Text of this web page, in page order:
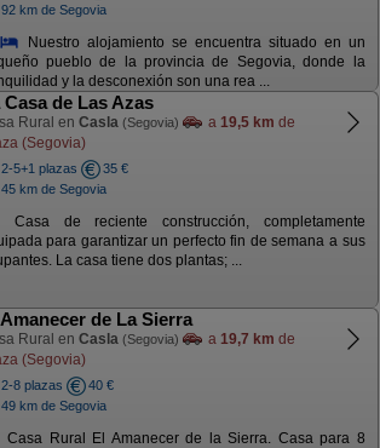
92 km de Segovia
Nuestro alojamiento se encuentra situado en un
pueblo de la provincia de Segovia, donde la
y la desconexión son una rea ...
Casa de Las Azas
Rural en Casla (Segovia) a 19,5 km de
(Segovia)
2-5+1 plazas
35 €
45 km de Segovia
Casa de reciente construcción, completamente
para garantizar un perfecto fin de semana a sus
La casa tiene dos plantas; ...
de La Sierra
Rural en Casla (Segovia) a 19,7 km de
(Segovia)
2-8 plazas
40 €
49 km de Segovia
Casa Rural El Amanecer de la Sierra. Casa para 8